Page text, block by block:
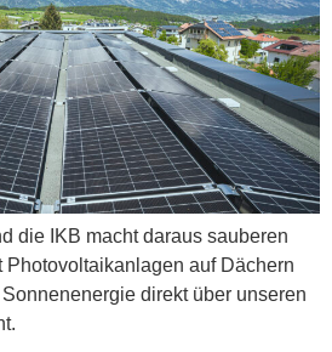
die IKB macht daraus sauberen
Photovoltaikanlagen auf Dächern
direkt über unseren